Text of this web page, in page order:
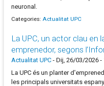
neuronal.
Categories: Actualitat UPC
La UPC, un actor clau en
emprenedor, segons
Actualitat UPC - Dij, 26/03/2026 -
La UPC és un planter
les principals universitats